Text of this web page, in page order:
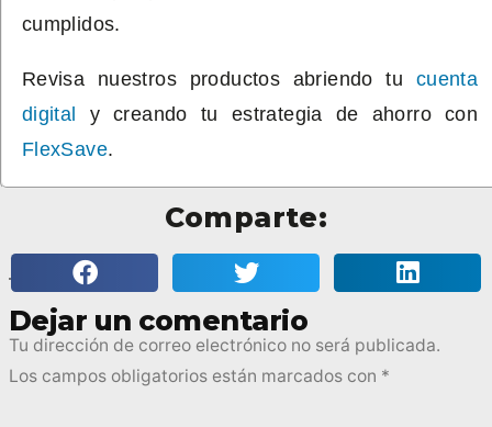
cumplidos.
Revisa nuestros productos abriendo tu cuenta
digital y creando tu estrategia de ahorro con
FlexSave.
Comparte:
Dejar un comentario
Tu dirección de correo electrónico no será publicada.
Los campos obligatorios están marcados con *